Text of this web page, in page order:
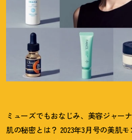
ミューズでもおなじみ、美容ジャー
肌の秘密とは？ 2023年3月号の美肌